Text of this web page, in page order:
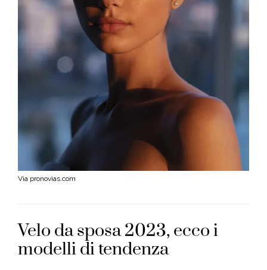
Via pronovias.com
Velo da sposa 2023, ecco i
modelli di tendenza